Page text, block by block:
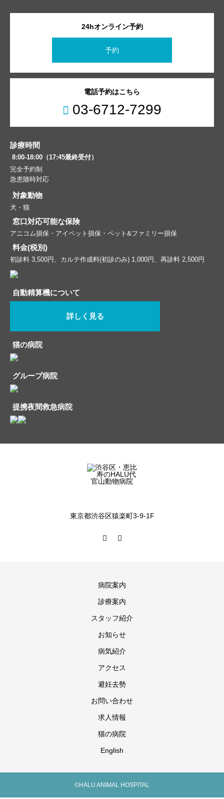
24hオンライン予約
予約
電話予約はこちら
03-6712-7299
診療時間
8:00-18:00（17:45最終受付）
完全予約制
急患随時対応
対象動物
犬・猫
窓口対応可能な保険
アニコム損保・アイペット損保・ペット&ファミリー損保
料金(税別)
初診料 3,500円、カルテ作成料(初診のみ) 1,000円、再診料 2,500円
自動精算機について
詳しく見る
猫の病院
グループ病院
提携夜間救急病院
東京都渋谷区猿楽町3-9-1F
病院案内
診療案内
スタッフ紹介
お知らせ
病気紹介
アクセス
避妊去勢
お問い合わせ
求人情報
猫の病院
English
©HALU ANIMAL HOSPITAL